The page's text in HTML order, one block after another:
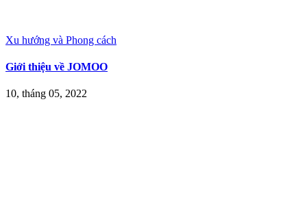
Xu hướng và Phong cách
Giới thiệu về JOMOO
10, tháng 05, 2022